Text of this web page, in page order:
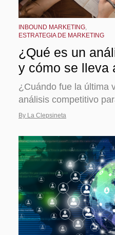
INBOUND MARKETING,
ESTRATEGIA DE MARKETING
¿Qué es un
y cómo se lleva
¿Cuándo fue la última
análisis competitivo
By La Clepsineta